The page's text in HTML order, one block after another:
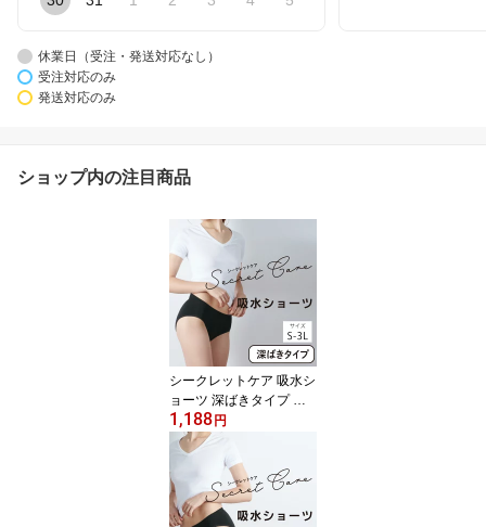
休業日（受注・発送対応なし）
受注対応のみ
発送対応のみ
ショップ内の注目商品
シークレットケア 吸水シ
ョーツ 深ばきタイプ 単
品【メール便可2.5】( サ
ニタリーショーツ 消臭抗
菌 吸水速乾 羽付きナプ
キン取付可 軽失禁ショー
ツ 軽失禁パンツ 産後 生
理用 レディース 生理用
1,188 円